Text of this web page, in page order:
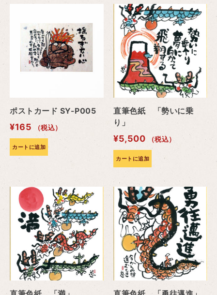
ポストカード SY-P005
¥165 （税込）
カートに追加
直筆色紙 「勢いに乗
り」
¥5,500 （税込）
カートに追加